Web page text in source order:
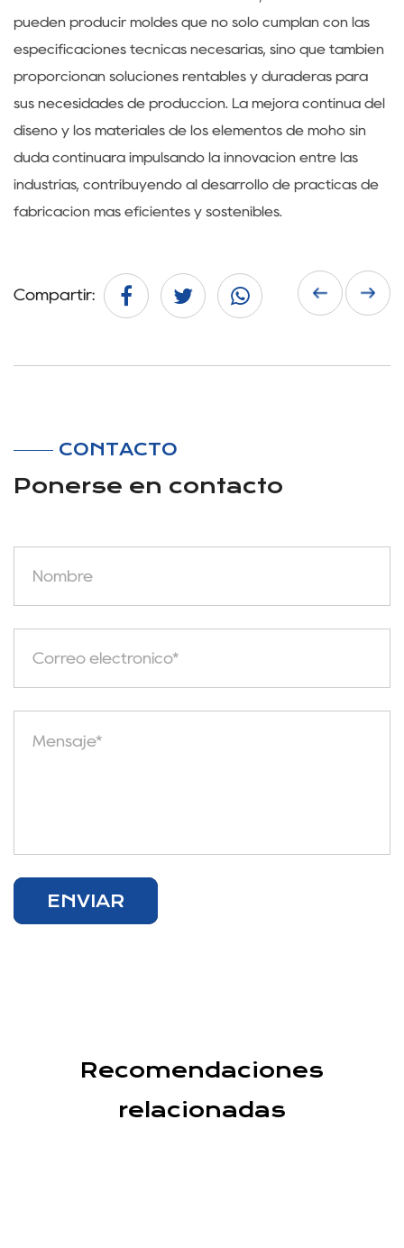
pueden producir moldes que no solo cumplan con las
especificaciones técnicas necesarias, sino que también
proporcionan soluciones rentables y duraderas para
sus necesidades de producción. La mejora continua del
diseño y los materiales de los elementos de moho sin
duda continuará impulsando la innovación entre las
industrias, contribuyendo al desarrollo de prácticas de
fabricación más eficientes y sostenibles.
Compartir:
CONTACTO
Ponerse en contacto
Recomendaciones
relacionadas